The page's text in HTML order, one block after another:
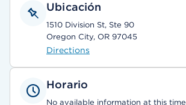
Ubicación
1510 Division St, Ste 90
Oregon City, OR 97045
Directions
Horario
No available information at this time